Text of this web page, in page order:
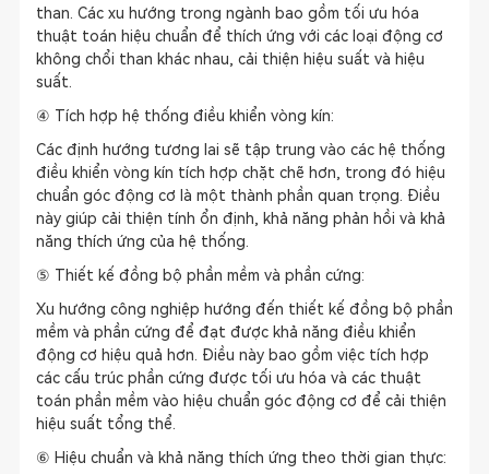
than. Các xu hướng trong ngành bao gồm tối ưu hóa
thuật toán hiệu chuẩn để thích ứng với các loại động cơ
không chổi than khác nhau, cải thiện hiệu suất và hiệu
suất.
④ Tích hợp hệ thống điều khiển vòng kín:
Các định hướng tương lai sẽ tập trung vào các hệ thống
điều khiển vòng kín tích hợp chặt chẽ hơn, trong đó hiệu
chuẩn góc động cơ là một thành phần quan trọng. Điều
này giúp cải thiện tính ổn định, khả năng phản hồi và khả
năng thích ứng của hệ thống.
⑤ Thiết kế đồng bộ phần mềm và phần cứng:
Xu hướng công nghiệp hướng đến thiết kế đồng bộ phần
mềm và phần cứng để đạt được khả năng điều khiển
động cơ hiệu quả hơn. Điều này bao gồm việc tích hợp
các cấu trúc phần cứng được tối ưu hóa và các thuật
toán phần mềm vào hiệu chuẩn góc động cơ để cải thiện
hiệu suất tổng thể.
⑥ Hiệu chuẩn và khả năng thích ứng theo thời gian thực: